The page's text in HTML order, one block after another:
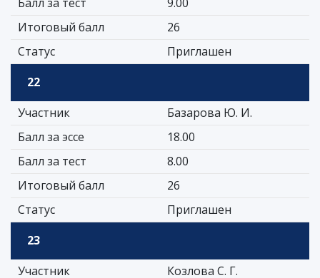
Итоговый балл
26
Статус
Приглашен
22
Участник
Базарова Ю. И.
Балл за эссе
18.00
Балл за тест
8.00
Итоговый балл
26
Статус
Приглашен
23
Участник
Козлова С. Г.